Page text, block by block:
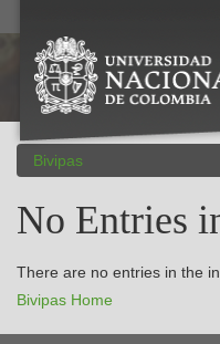
Bivipas
No Entries
There are no entries in the
Bivipas Home